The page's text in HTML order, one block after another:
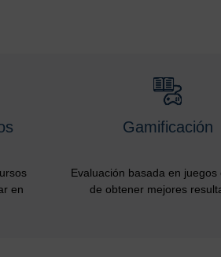
en
Gamificación
Evaluación basada en juegos
de obtener mejores